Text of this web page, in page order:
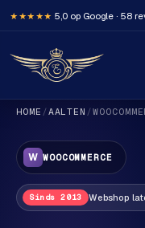
★★★★★ 5,0 op Google · 58
HOME / AALTEN /
W WOOCOMMERCE
Sinds 2013 Webshop